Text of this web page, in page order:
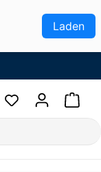
Laden